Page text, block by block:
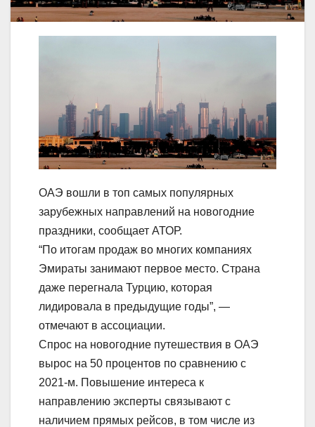
ОАЭ вошли в топ самых популярных
зарубежных направлений на новогодние
праздники, сообщает АТОР.
“По итогам продаж во многих компаниях
Эмираты занимают первое место. Страна
даже перегнала Турцию, которая
лидировала в предыдущие годы”, —
отмечают в ассоциации.
Спрос на новогодние путешествия в ОАЭ
вырос на 50 процентов по сравнению с
2021-м. Повышение интереса к
направлению эксперты связывают с
наличием прямых рейсов, в том числе из